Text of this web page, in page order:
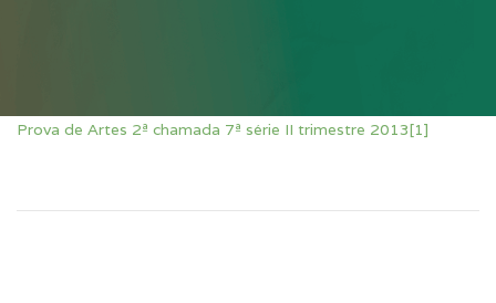
Prova de Artes 2ª chamada 7ª série II trimestre 2013[1]